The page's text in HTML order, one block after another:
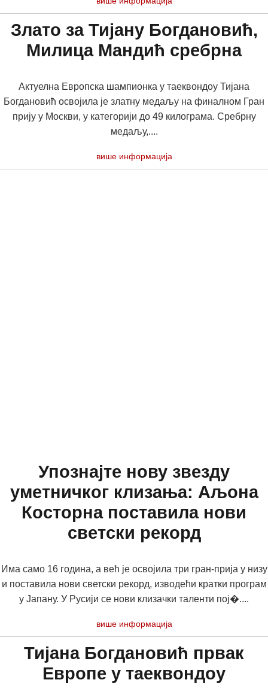
Злато за Тијану Богдановић,
Милица Мандић сребрна
Актуелна Европска шампионка у таеквондоу Тијана
Богдановић освојила је златну медаљу на финалном Гран
прију у Москви, у категорији до 49 килограма. Сребрну
медаљу,....
више информација
Упознајте нову звезду
уметничког клизања: Аљона
Косторна поставила нови
светски рекорд
Има само 16 година, а већ је освојила три гран-прија у низу
и поставила нови светски рекорд, изводећи кратки програм
у Јапану. У Русији се нови клизачки таленти пој�....
више информација
Тијана Богдановић првак
Европе у таеквондоу